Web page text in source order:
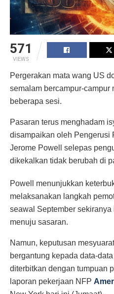
571
VIEWS
Pergerakan mata wang US
semalam bercampur-campur
beberapa sesi.
Pasaran terus menghadam
disampaikan oleh Pengerusi
Jerome Powell selepas
dikekalkan tidak berubah di
Powell menunjukkan
melaksanakan langkah
seawal September sekiranya
menuju sasaran.
Namun, keputusan
bergantung kepada data-
diterbitkan dengan tumpuan
laporan pekerjaan NFP